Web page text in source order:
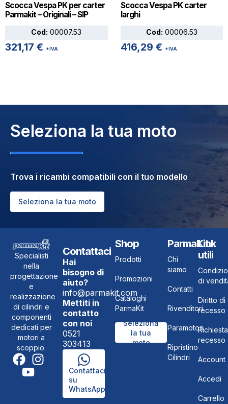
Scocca Vespa PK per carter
Parmakit – Originali – SIP
Cod: 00007.53
321,17 € +IVA
Scocca Vespa PK carter
larghi
Cod: 00006.53
416,29 € +IVA
Seleziona la tua moto
Trova i ricambi compatibili con il tuo modello
Seleziona la tua moto
Specialisti
nella
progettazione
e
realizzazione
di cilindri e
componenti
dedicati per
motori a
scoppio.
Contattaci
Hai
bisogno di
aiuto?
info@parmakit.com
Mettiti in
contatto
con noi
0521
303413
Contattaci
su
WhatsApp
Shop
Prodotti
Promozioni
Cataloghi
ParmaKit
Seleziona
la tua
moto
ParmaKit
Chi
siamo
Contatti
Rivenditori
Paramotori
Ripristino
Cilindri
Link
utili
di
Diritto di
recesso
Richiesta
recesso
Account
Accedi
Carrello